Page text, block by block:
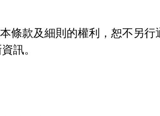
條款及細則的權利，恕不另行
訊。